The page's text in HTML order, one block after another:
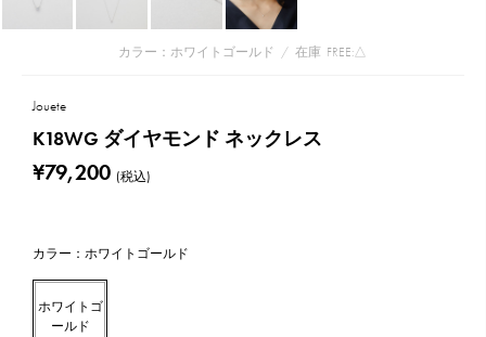
カラー：ホワイトゴールド / 在庫 FREE:△
Jouete
K18WG ダイヤモンド ネックレス
¥79,200 (税込)
カラー：ホワイトゴールド
ホワイトゴ
ールド